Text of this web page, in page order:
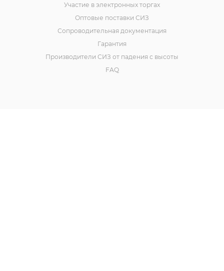
Участие в электронных торгах
Оптовые поставки СИЗ
Сопроводительная документация
Гарантия
Производители СИЗ от падения с высоты
FAQ